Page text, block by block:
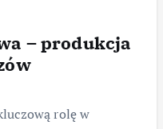
– produkcja
rolę w